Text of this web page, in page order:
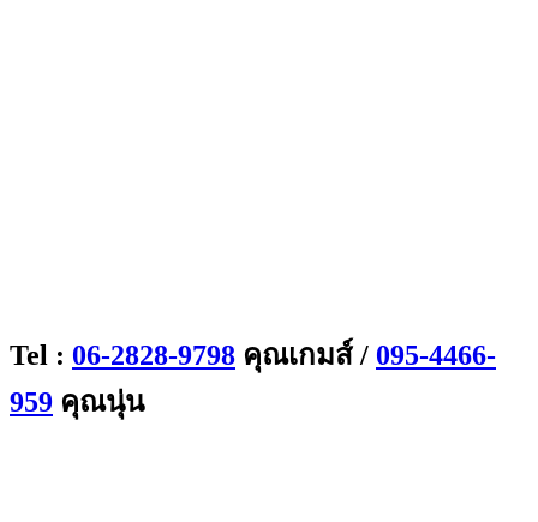
Tel : 06-2828-9798 คุณเกมส์ / 095-4466-
959 คุณนุ่น